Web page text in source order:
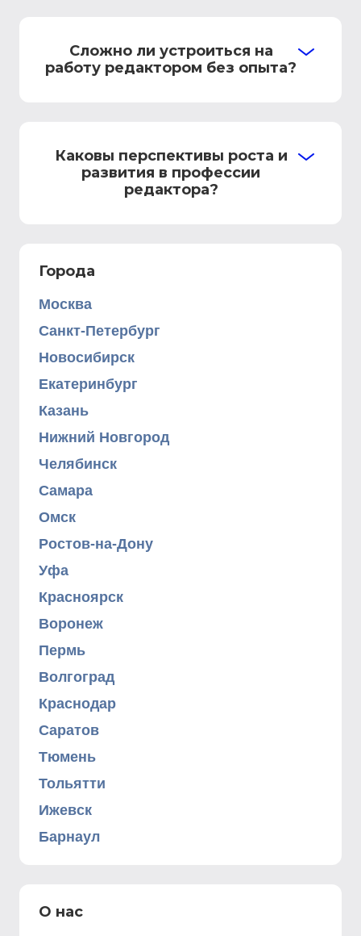
Сложно ли устроиться на
работу редактором без опыта?
Каковы перспективы роста и
развития в профессии
редактора?
Города
Москва
Санкт-Петербург
Новосибирск
Екатеринбург
Казань
Нижний Новгород
Челябинск
Самара
Омск
Ростов-на-Дону
Уфа
Красноярск
Воронеж
Пермь
Волгоград
Краснодар
Саратов
Тюмень
Тольятти
Ижевск
Барнаул
О нас